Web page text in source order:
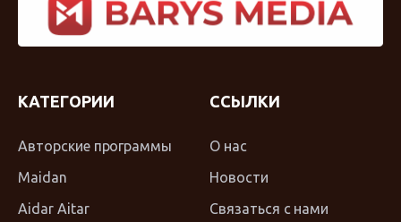
КАТЕГОРИИ
Авторские программы
Maidan
Aidar Aitar
ССЫЛКИ
О нас
Новости
Связаться с нами